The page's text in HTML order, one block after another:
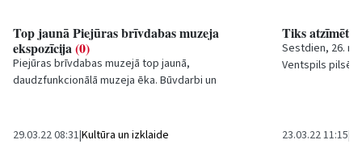
Top jaunā Piejūras brīvdabas muzeja
ekspozīcija(0)
Piejūras brīvdabas muzejā top jaunā,
daudzfunkcionālā muzeja ēka. Būvdarbi un
29.03.22 08:31|Kultūra un izklaide
Tiks atzīmēta
Sestdien, 26.
Ventspils
23.03.22 11:15|